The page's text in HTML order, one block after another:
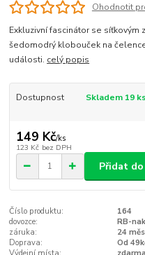
Ohodnotit
Exkluzivní fascinátor se síťkovým
šedomodrý klobouček na
události. celý popis
Dostupnost Skladem 19 ks
149 Kč/ks
123 Kč bez DPH
Přidat
Číslo produktu:
164
dovozce:
RB-
záruka:
24
Doprava:
Od